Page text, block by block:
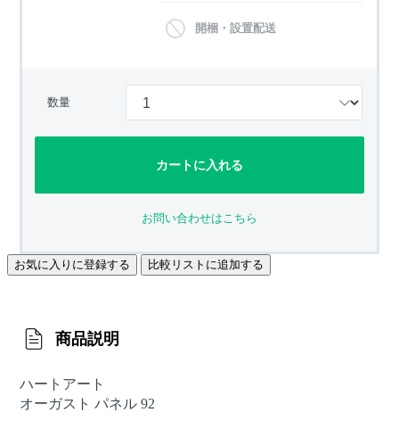
開梱・設置配送
数量
カートに入れる
お問い合わせはこちら
お気に入りに登録する 比較リストに追加する
商品説明
ハートアート
オーガスト パネル 92